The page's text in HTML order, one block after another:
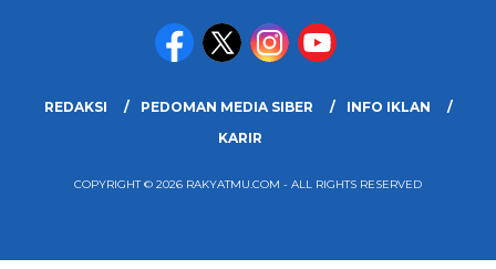
REDAKSI PEDOMAN MEDIA SIBER
INFO IKLAN
KARIR
COPYRIGHT © 2026 RAKYATMU.COM - ALL RIGHTS RESERVED